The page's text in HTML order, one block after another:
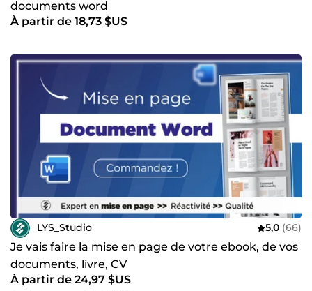
documents word
À partir de 18,73 $US
LYS_Studio 5,0 (66)
Je vais faire la mise en page de votre ebook, de vos
documents, livre, CV
À partir de 24,97 $US